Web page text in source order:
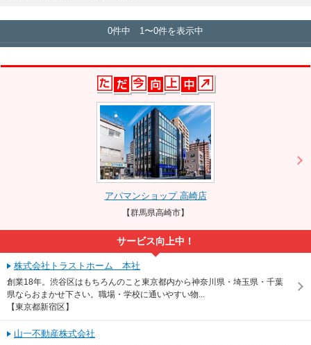
0件中 1〜0件を表示中
アパマンショップ 高崎店
【群馬県高崎市】
サービス向上中！
株式会社トラストホーム 本社
創業18年。渋谷区はもちろんのこと東京都内から神奈川県・埼玉県・千葉
県ならおまかせ下さい。職場・学校に通いやすい物...
【東京都新宿区】
山一不動産株式会社